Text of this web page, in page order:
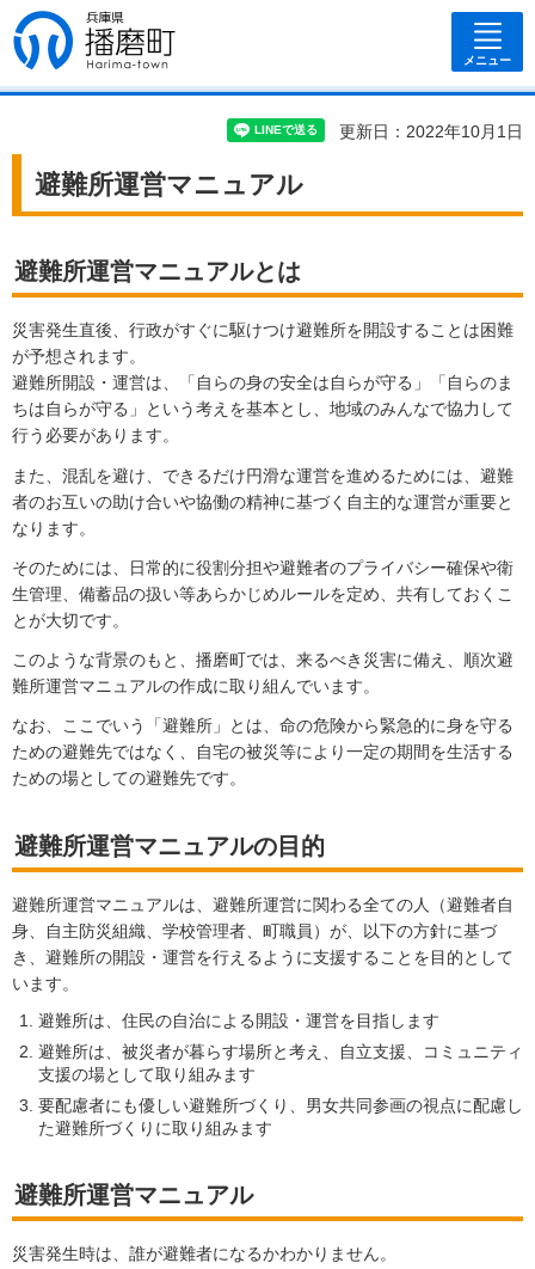
兵庫県 播磨
町
メニュー
更新日：2022年10月1日
避難所運営マニュアル
避難所運営マニュアルとは
災害発生直後、行政がすぐに駆けつけ避難所を開設することは困難
が予想されます。
避難所開設・運営は、「自らの身の安全は自らが守る」「自らのま
ちは自らが守る」という考えを基本とし、地域のみんなで協力して
行う必要があります。
また、混乱を避け、できるだけ円滑な運営を進めるためには、避難
者のお互いの助け合いや協働の精神に基づく自主的な運営が重要と
なります。
そのためには、日常的に役割分担や避難者のプライバシー確保や衛
生管理、備蓄品の扱い等あらかじめルールを定め、共有しておくこ
とが大切です。
このような背景のもと、播磨町では、来るべき災害に備え、順次避
難所運営マニュアルの作成に取り組んでいます。
なお、ここでいう「避難所」とは、命の危険から緊急的に身を守る
ための避難先ではなく、自宅の被災等により一定の期間を生活する
ための場としての避難先です。
避難所運営マニュアルの目的
避難所運営マニュアルは、避難所運営に関わる全ての人（避難者自
身、自主防災組織、学校管理者、町職員）が、以下の方針に基づ
き、避難所の開設・運営を行えるように支援することを目的として
います。
避難所は、住民の自治による開設・運営を目指します
避難所は、被災者が暮らす場所と考え、自立支援、コミュニティ
支援の場として取り組みます
要配慮者にも優しい避難所づくり、男女共同参画の視点に配慮し
た避難所づくりに取り組みます
避難所運営マニュアル
災害発生時は、誰が避難者になるかわかりません。